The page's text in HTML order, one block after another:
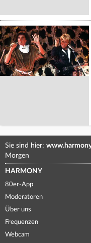
Sie sind hier:
Morgen
HARMONY
80er-App
Moderatoren
Über uns
Frequenzen
Webcam